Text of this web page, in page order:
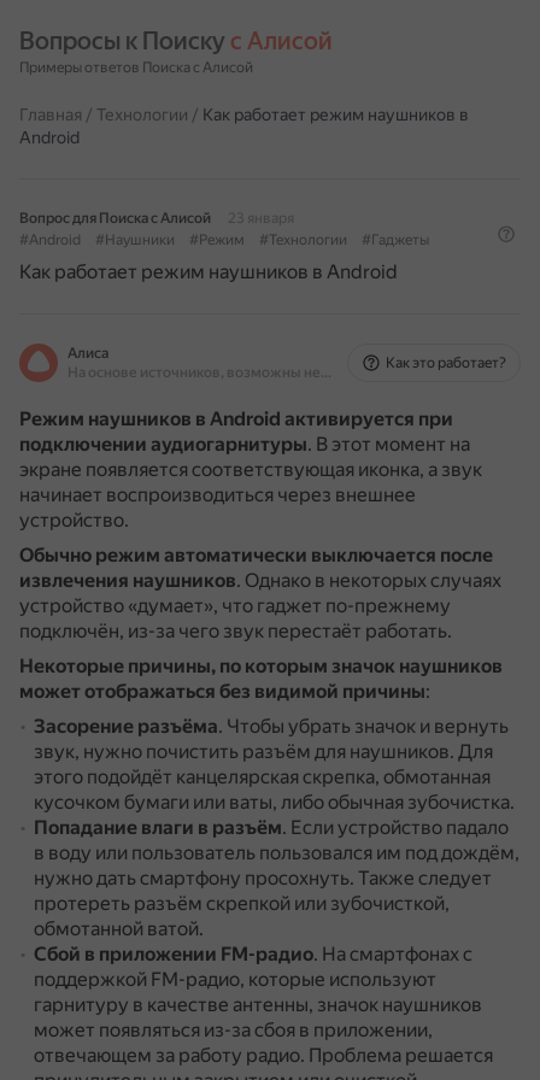
Вопросы к Поиску с Алисой
Примеры ответов Поиска с Алисой
Главная / Технологии / Как работает режим наушников в
Android
Вопрос для Поиска с Алисой
23 января
#Android
#Наушники #Режим #Технологии #Гаджеты
Как работает режим наушников в Android
Алиса
На основе источников, возможны неточности
Как это работает?
Режим наушников в Android активируется при
подключении аудиогарнитуры. В этот момент на
экране появляется соответствующая иконка, а звук
начинает воспроизводиться через внешнее
устройство.
Обычно режим автоматически выключается после
извлечения наушников. Однако в некоторых случаях
устройство «думает», что гаджет по-прежнему
подключён, из-за чего звук перестаёт работать.
Некоторые причины, по которым значок наушников
может отображаться без видимой причины:
Засорение разъёма. Чтобы убрать значок и вернуть
звук, нужно почистить разъём для наушников. Для
этого подойдёт канцелярская скрепка, обмотанная
кусочком бумаги или ваты, либо обычная зубочистка.
Попадание влаги в разъём. Если устройство падало
в воду или пользователь пользовался им под дождём,
нужно дать смартфону просохнуть. Также следует
протереть разъём скрепкой или зубочисткой,
обмотанной ватой.
Сбой в приложении FM-радио. На смартфонах с
поддержкой FM-радио, которые используют
гарнитуру в качестве антенны, значок наушников
может появляться из-за сбоя в приложении,
отвечающем за работу радио. Проблема решается